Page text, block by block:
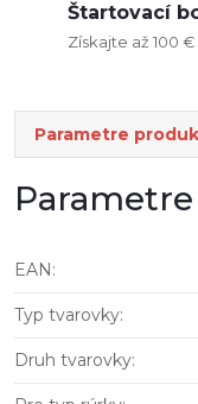
Štartovací
Získajte až 100
Parametre
Parametre
EAN:
Typ tvarovky:
Druh tvarovky: